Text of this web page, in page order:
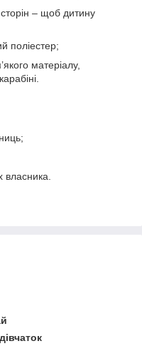
сторін – щоб дитину
поліестер;
матеріалу,
власника.